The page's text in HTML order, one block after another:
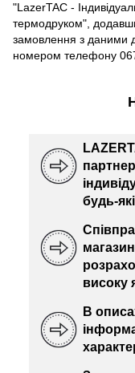
"LazerTAC -
термодруком",
замовлення з даними
номером телефону
будь-
високу
В